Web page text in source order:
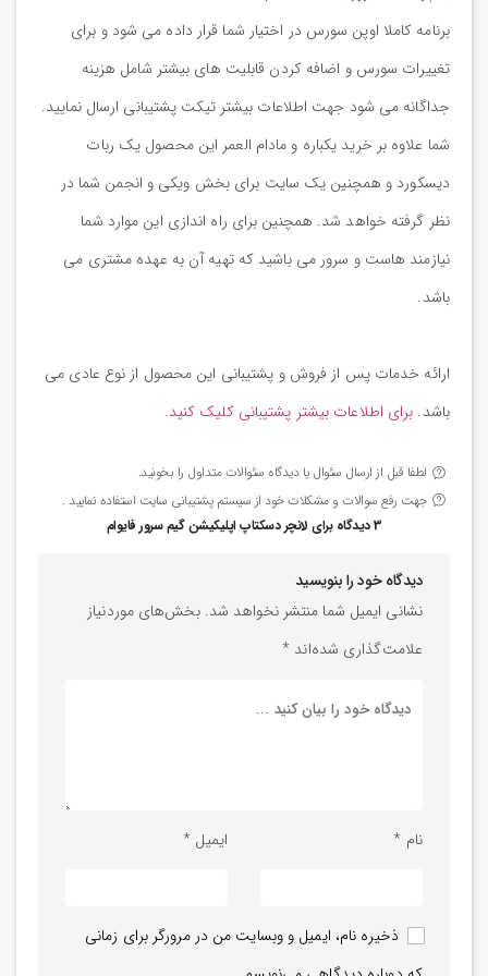
برنامه کاملا اوپن سورس در اختیار شما قرار داده می شود و برای
تغییرات سورس و اضافه کردن قابلیت های بیشتر شامل هزینه
جداگانه می شود جهت اطلاعات بیشتر تیکت پشتیبانی ارسال نمایید.
شما علاوه بر خرید یکباره و مادام العمر این محصول یک ربات
دیسکورد و همچنین یک سایت برای بخش ویکی و انجمن شما در
نظر گرفته خواهد شد. همچنین برای راه اندازی این موارد شما
نیازمند هاست و سرور می باشید که تهیه آن به عهده مشتری می
باشد.
ارائه خدمات پس از فروش و پشتیبانی این محصول از نوع عادی می
باشد. برای اطلاعات بیشتر پشتیبانی کلیک کنید.
لطفا قبل از ارسال سئوال یا دیدگاه سئوالات متداول را بخونید.
جهت رفع سوالات و مشکلات خود از سیستم پشتیبانی سایت استفاده نمایید .
3 دیدگاه برای
لانچر دسکتاپ اپلیکیشن گیم سرور فایوام
دیدگاه خود را بنویسید
نشانی ایمیل شما منتشر نخواهد شد. بخش‌های موردنیاز
علامت‌گذاری شده‌اند *
نام * ایمیل *
ذخیره نام، ایمیل و وبسایت من در مرورگر برای زمانی